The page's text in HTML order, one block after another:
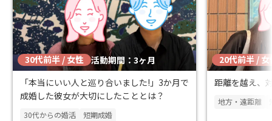
30代前半 / 女性 活動期間：3ヶ月
「本当にいい人と巡り合いました!」3か月で
成婚した彼女が大切にしたこととは？
30代からの婚活 短期成婚
20代前半 / 女
距離を越え、
地方・遠距離